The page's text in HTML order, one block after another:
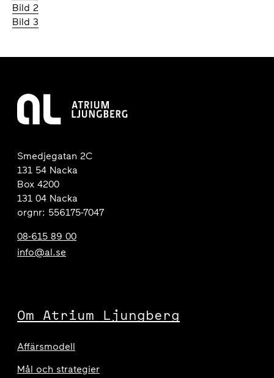
Bild 2
Bild 3
Smedjegatan 2C
131 54 Nacka
Box 4200
131 04 Nacka
orgnr: 556175-7047
08-615 89 00
info@al.se
Om Atrium Ljungberg
Affärsmodell
Mål och strategier